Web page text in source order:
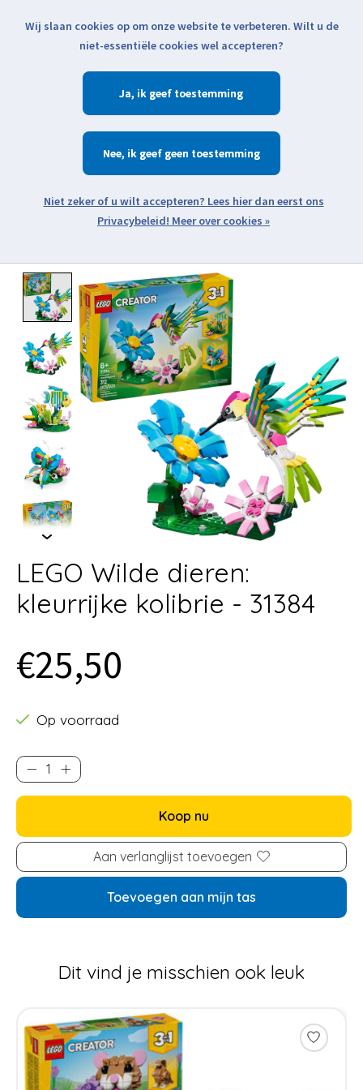
Klik voor actuele verzendinformatie...
Verlanglijst
Zoeken
Open webshop menu
Product image slideshow Items
LEGO Wilde dieren:
kleurrijke kolibrie - 31384
€25,50
Op voorraad
Koop nu
Aan verlanglijst toevoegen
Toevoegen aan mijn tas
Dit vind je misschien ook leuk
Items van productcarrousel
Wij slaan cookies op om onze website te verbeteren. Wilt u de
niet-essentiële cookies wel accepteren?
Ja
Nee
Meer over cookies »